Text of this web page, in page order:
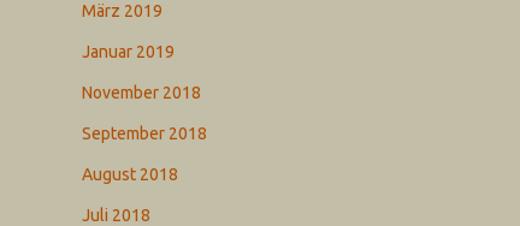
März 2019
Januar 2019
November 2018
September 2018
August 2018
Juli 2018